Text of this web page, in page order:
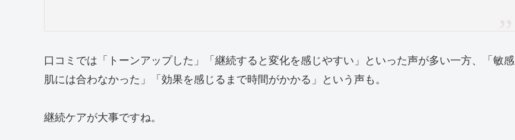
口コミでは「トーンアップした」「継続すると変化を感じやすい」といった声が多い一方、「敏感
肌には合わなかった」「効果を感じるまで時間がかかる」という声も。
継続ケアが大事ですね。